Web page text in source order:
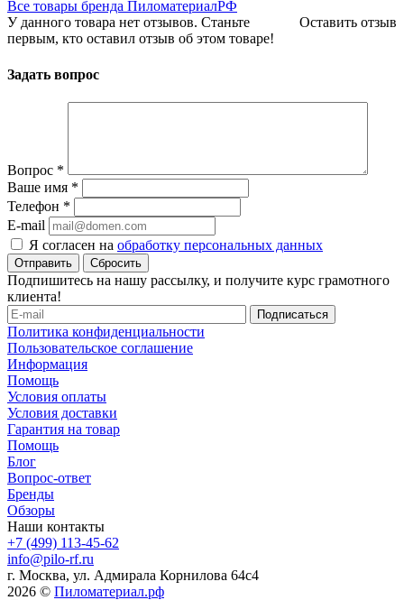
Все товары бренда ПиломатериалРФ
Оставить отзыв
У данного товара нет отзывов. Станьте
первым, кто оставил отзыв об этом товаре!
Задать вопрос
Вопрос *
Ваше имя *
Телефон *
E-mail
Я согласен на обработку персональных данных
Сбросить
Подпишитесь на нашу рассылку, и получите курс грамотного
клиента!
Политика конфиденциальности
Пользовательское соглашение
Информация
Помощь
Условия оплаты
Условия доставки
Гарантия на товар
Помощь
Блог
Вопрос-ответ
Бренды
Обзоры
Наши контакты
+7 (499) 113-45-62
info@pilo-rf.ru
г. Москва, ул. Адмирала Корнилова 64с4
2026 © Пиломатериал.рф